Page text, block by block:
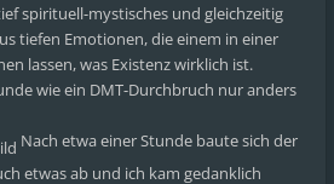
spirituell-mystisches und gleichzeitig
tiefen Emotionen, die einem in einer
lassen, was Existenz wirklich ist.
wie ein DMT-Durchbruch nur anders
Nach etwa einer Stunde baute sich der
etwas ab und ich kam gedanklich